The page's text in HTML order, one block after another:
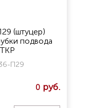
(штуцер)
подвода
П29
0